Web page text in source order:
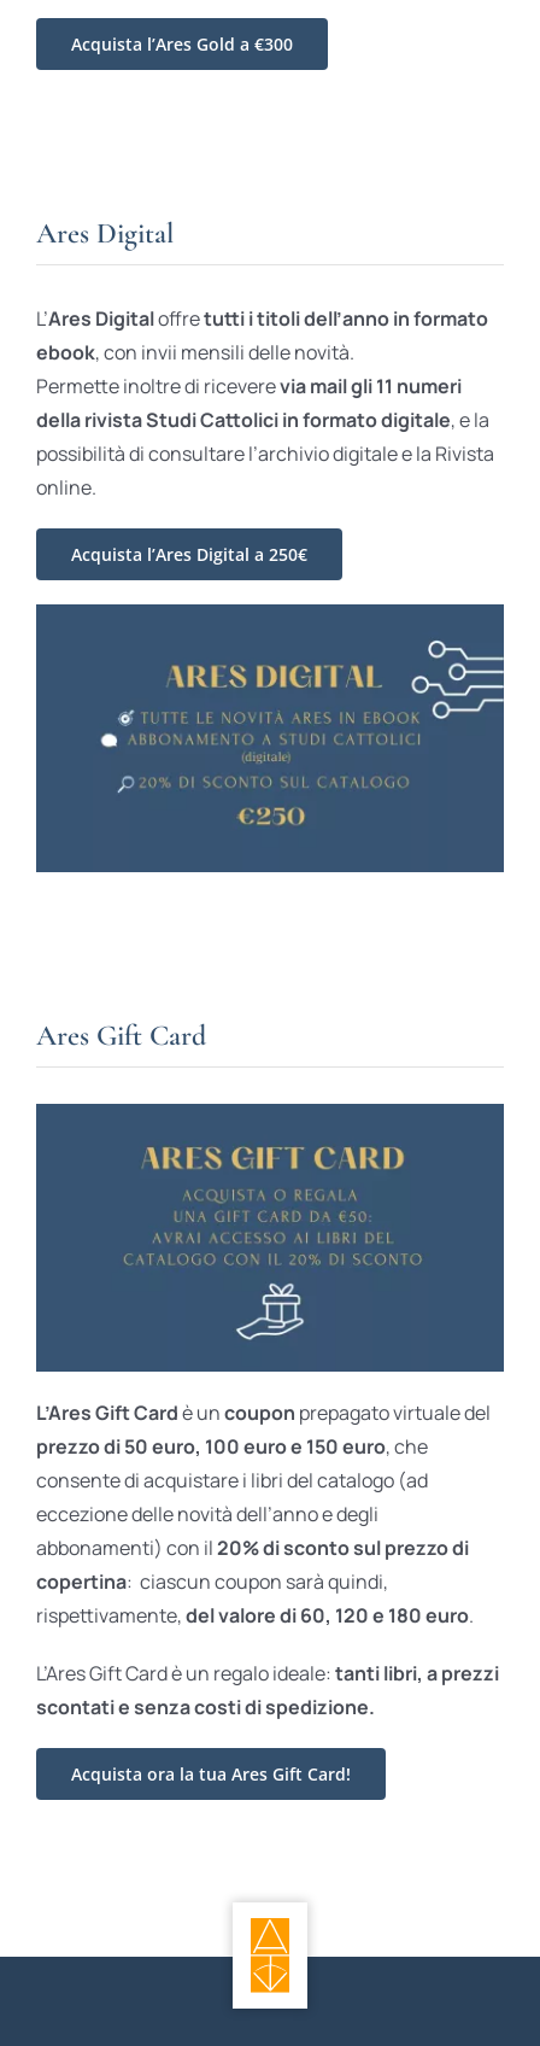
Acquista l’Ares Gold a €300
Ares Digital
L’Ares Digitaloffretutti i titoli dell’anno in formato
ebook, con invii mensili delle novità.
Permette inoltre di riceverevia mail gli 11 numeri
della rivista Studi Cattolici in formato digitale, e la
possibilità di consultare l’archivio digitale e la Rivista
online.
Acquista l’Ares Digital a 250€
Ares Gift Card
L’Ares Gift Cardè uncoupon prepagato virtuale del
prezzo di 50 euro, 100 euro e 150 euro, che
consente di acquistare i libri del catalogo (ad
eccezione delle novità dell’anno e degli
abbonamenti) con il20% di sconto sul prezzo di
copertina: ciascun coupon sarà quindi,
rispettivamente,del valore di 60, 120 e 180 euro.
L’Ares Gift Card è un regalo ideale: tanti libri, a prezzi
scontati esenza costi di spedizione.
Acquista ora la tua Ares Gift Card!